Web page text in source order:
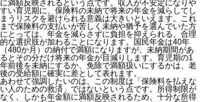
に満額反映されるという点です。収入が不安定になりや
すい育児期に、保険料の未納で将来の年金を減らしてし
まうリスクを避けられる意義は大きいといえます。これ
まで保険料の支払いが苦しく未納や猶予を選んでいた方
にとっては、年金を減らさずに負担を抑えられる、合理
的な選択肢が加わることになります。国民年金は40年
（480か月）の納付で満額になりますが、未納期間があ
るとその分だけ将来の年金が目減りします。育児期の1
年前後を未納にするか、免除で満額扱いにするかは、老
後の受給額に確実に差として表れます。
あわせて強調したいのは、この制度は「保険料を払えな
い人のための救済」ではないという点です。所得制限が
なく、しかも年金額に満額反映されるため、十分な所得